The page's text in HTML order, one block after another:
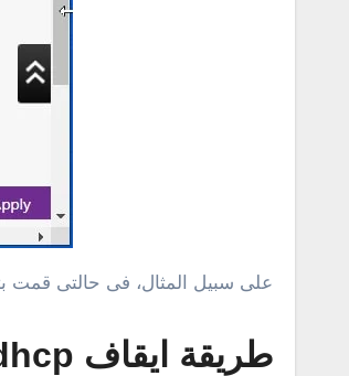
على سبيل المثال، فى حالتى قمت بتغيير الاى بى من 192.168.1.1 إلى
طريقة ايقاف dhcp